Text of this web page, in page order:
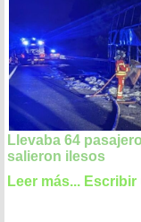
Llevaba 64
salieron ilesos
Leer más... Escribir